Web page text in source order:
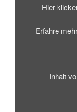
BandcampHier
Erfahre
Inhalt